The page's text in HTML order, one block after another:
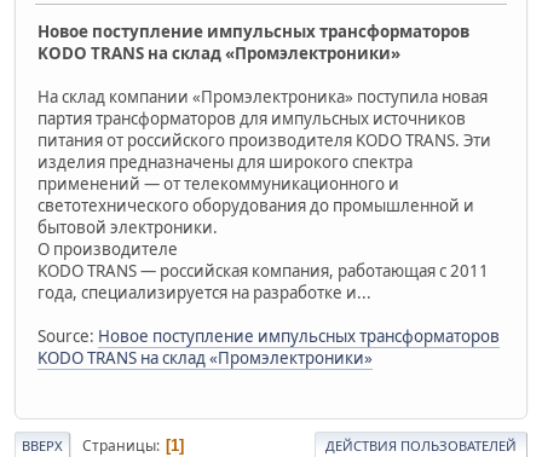
Новое поступление импульсных трансформаторов
KODO TRANS на склад «Промэлектроники»
На склад компании «Промэлектроника» поступила новая
партия трансформаторов для импульсных источников
питания от российского производителя KODO TRANS. Эти
изделия предназначены для широкого спектра
применений — от телекоммуникационного и
светотехнического оборудования до промышленной и
бытовой электроники.
О производителе
KODO TRANS — российская компания, работающая с 2011
года, специализируется на разработке и...
Source: Новое поступление импульсных трансформаторов
KODO TRANS на склад «Промэлектроники»
ВВЕРХ Страницы 1 ДЕЙСТВИЯ ПОЛЬЗОВАТЕЛЕЙ